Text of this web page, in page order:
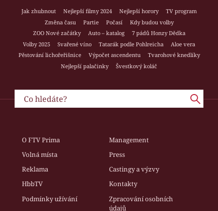
Jak zhubnout Nejlepší filmy 2024 Nejlepší horory
TV program
Změna času
Partie Počasí
Kdy budou volby
ZOO Nové začátky
Auto – katalog
7 pádů Honzy Dědka
Volby 2025
Svařené víno Tatarák podle Pohlreicha
Aloe vera
Pěstování lichořeřišnice
Výpočet ascendentu
Tvarohové knedlíky
Nejlepší palačinky
Švestkový koláč
O FTV Prima
Management
Volná místa
Press
Reklama
Castingy a výzvy
HbbTV
Kontakty
Podmínky užívání
Zpracování osobních
údajů